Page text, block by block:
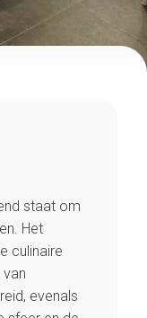
staat om
Het
culinaire
van
evenals